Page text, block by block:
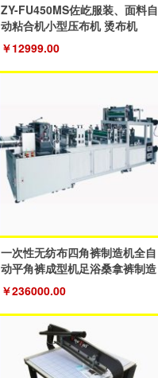
ZY-FU450MS佐屹服装、面料自
动粘合机小型压布机 烫布机
￥12999.00
一次性无纺布四角裤制造机全自
动平角裤成型机足浴桑拿裤制造
机器
￥236000.00